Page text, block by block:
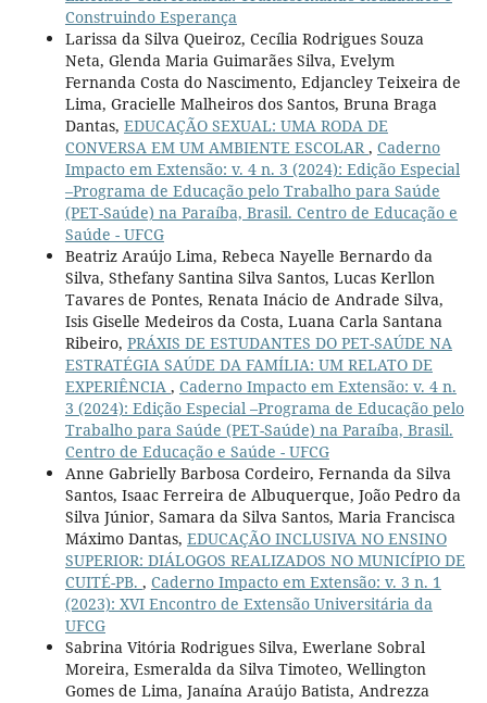
Construindo Esperança
Larissa da Silva Queiroz, Cecília Rodrigues Souza
Neta, Glenda Maria Guimarães Silva, Evelym
Fernanda Costa do Nascimento, Edjancley Teixeira de
Lima, Gracielle Malheiros dos Santos, Bruna Braga
Dantas, EDUCAÇÃO SEXUAL: UMA RODA DE
CONVERSA EM UM AMBIENTE ESCOLAR, Caderno
Impacto em Extensão: v. 4 n. 3 (2024): Edição Especial
–Programa de Educação pelo Trabalho para Saúde
(PET-Saúde) na Paraíba, Brasil. Centro de Educação e
Saúde - UFCG
Beatriz Araújo Lima, Rebeca Nayelle Bernardo da
Silva, Sthefany Santina Silva Santos, Lucas Kerllon
Tavares de Pontes, Renata Inácio de Andrade Silva,
Isis Giselle Medeiros da Costa, Luana Carla Santana
Ribeiro, PRÁXIS DE ESTUDANTES DO PET-SAÚDE NA
ESTRATÉGIA SAÚDE DA FAMÍLIA: UM RELATO DE
EXPERIÊNCIA , Caderno Impacto em Extensão: v. 4 n.
3 (2024): Edição Especial –Programa de Educação pelo
Trabalho para Saúde (PET-Saúde) na Paraíba, Brasil.
Centro de Educação e Saúde - UFCG
Anne Gabrielly Barbosa Cordeiro, Fernanda da Silva
Santos, Isaac Ferreira de Albuquerque, João Pedro da
Silva Júnior, Samara da Silva Santos, Maria Francisca
Máximo Dantas, EDUCAÇÃO INCLUSIVA NO ENSINO
SUPERIOR: DIÁLOGOS REALIZADOS NO MUNICÍPIO DE
CUITÉ-PB. , Caderno Impacto em Extensão: v. 3 n. 1
(2023): XVI Encontro de Extensão Universitária da
UFCG
Sabrina Vitória Rodrigues Silva, Ewerlane Sobral
Moreira, Esmeralda da Silva Timoteo, Wellington
Gomes de Lima, Janaína Araújo Batista, Andrezza